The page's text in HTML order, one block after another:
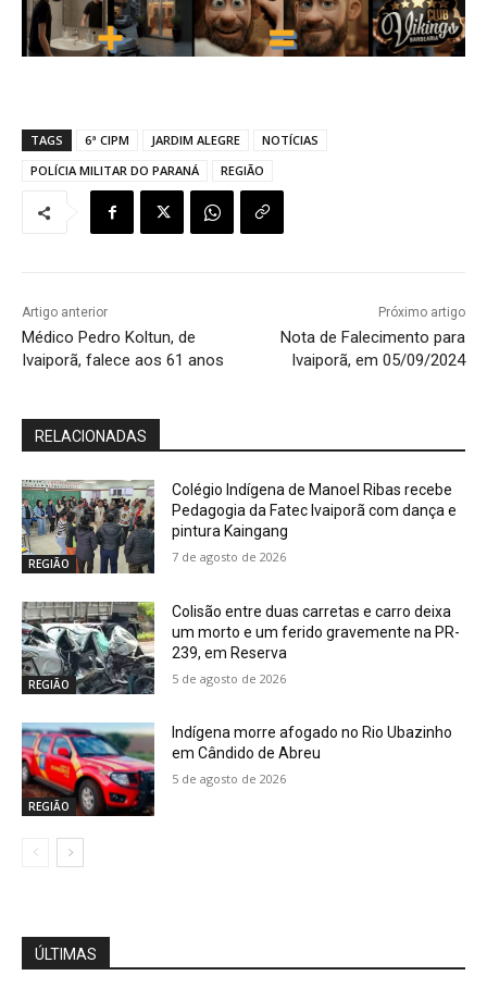
TAGS 6ª CIPM JARDIM ALEGRE
NOTÍCIAS
POLÍCIA MILITAR DO PARANÁ
REGIÃO
Artigo anterior
Médico Pedro Koltun, de
Ivaiporã, falece aos 61 anos
Próximo artigo
Nota de Falecimento para
Ivaiporã, em 05/09/2024
RELACIONADAS
REGIÃO
Colégio Indígena de Manoel Ribas recebe
Pedagogia da Fatec Ivaiporã com dança e
pintura Kaingang
7 de agosto de 2026
REGIÃO
Colisão entre duas carretas e carro deixa
um morto e um ferido gravemente na PR-
239, em Reserva
5 de agosto de 2026
REGIÃO
Indígena morre afogado no Rio Ubazinho
em Cândido de Abreu
5 de agosto de 2026
ÚLTIMAS